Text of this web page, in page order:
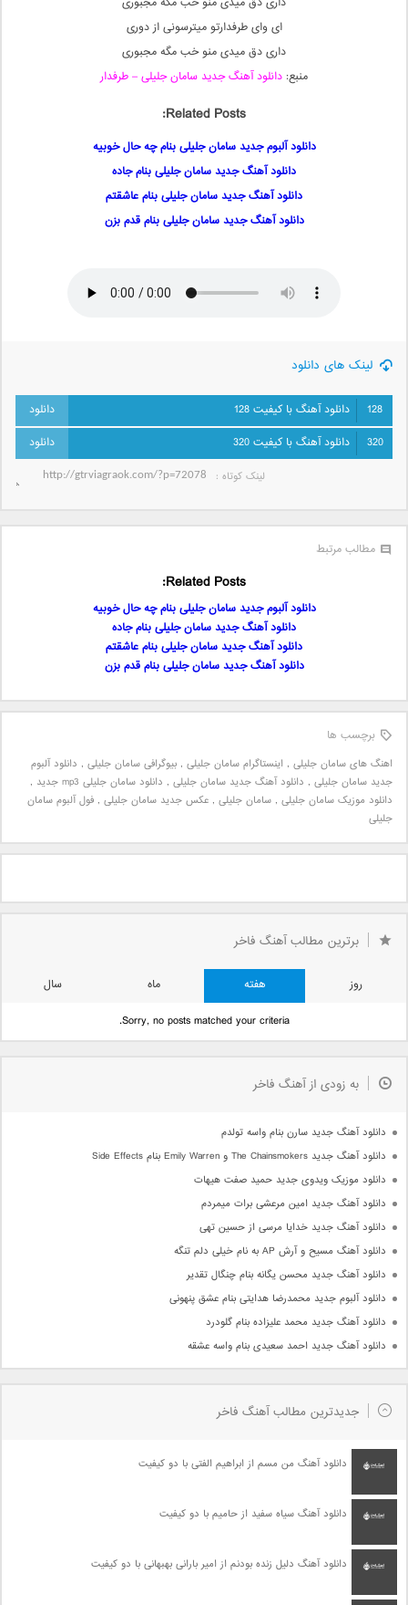
ای وای طرفدارتو میترسونی از دوری
داری دق میدی منو خب مگه مجبوری
منبع: دانلود آهنگ جدید سامان جلیلی – طرفدار
Related Posts:
دانلود آلبوم جدید سامان جلیلی بنام چه حال خوبیه
دانلود آهنگ جدید سامان جلیلی بنام جاده
دانلود آهنگ جدید سامان جلیلی بنام عاشقتم
دانلود آهنگ جدید سامان جلیلی بنام قدم بزن
لینک های دانلود
128
دانلود آهنگ با کیفیت 128
320
دانلود آهنگ با کیفیت 320
لینک کوتاه‌ :
مطالب مرتبط
Related Posts:
دانلود آلبوم جدید سامان جلیلی بنام چه حال خوبیه
دانلود آهنگ جدید سامان جلیلی بنام جاده
دانلود آهنگ جدید سامان جلیلی بنام عاشقتم
دانلود آهنگ جدید سامان جلیلی بنام قدم بزن
برچسب ها
اهنگ های سامان جلیلی , اینستاگرام سامان جلیلی , بیوگرافی سامان جلیلی , دانلود آلبوم
جدید سامان جلیلی , دانلود آهنگ جدید سامان جلیلی , دانلود سامان جلیلی mp3 جدید
,
دانلود موزیک سامان جلیلی , سامان جلیلی , عکس جدید سامان جلیلی , فول آلبوم سامان
جلیلی
برترین مطالب آهنگ فاخر
روز هفته ماه
سال
Sorry, no posts matched your criteria.
به زودی از آهنگ فاخر
دانلود آهنگ جدید سارن بنام واسه تولدم
دانلود آهنگ جدید The Chainsmokers و Emily Warren بنام Side Effects
دانلود موزیک ویدوی جدید حمید صفت هیهات
دانلود آهنگ جدید امین مرعشی برات میمردم
دانلود آهنگ جدید خدایا مرسی از حسین تهی
دانلود آهنگ مسیح و آرش AP به نام خیلی دلم تنگه
دانلود آهنگ جدید محسن یگانه بنام چنگال تقدیر
دانلود آلبوم جدید محمدرضا هدایتی بنام عشق پنهونی
دانلود آهنگ جدید محمد علیزاده بنام گلودرد
دانلود آهنگ جدید احمد سعیدی بنام واسه عشقه
جدیدترین مطالب آهنگ فاخر
دانلود آهنگ من مسم از ابراهیم الفتی با دو کیفیت
دانلود آهنگ سیاه سفید از حامیم با دو کیفیت
دانلود آهنگ دلیل زنده بودنم از امیر بارانی بهبهانی با دو کیفیت